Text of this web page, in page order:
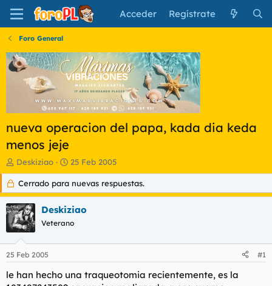
Acceder Regístrate
Foro General
nueva operacion del papa, kada dia keda
menos jeje
I
n
c
i
a
d
o
d
e
Deskiziao
F
e
c
h
a
d
e
i
25 Feb 2005
Cerrado para nuevas respuestas.
Deskiziao
Veterano
25 Feb 2005 #1
le han hecho una traqueotomia recientemente, es la